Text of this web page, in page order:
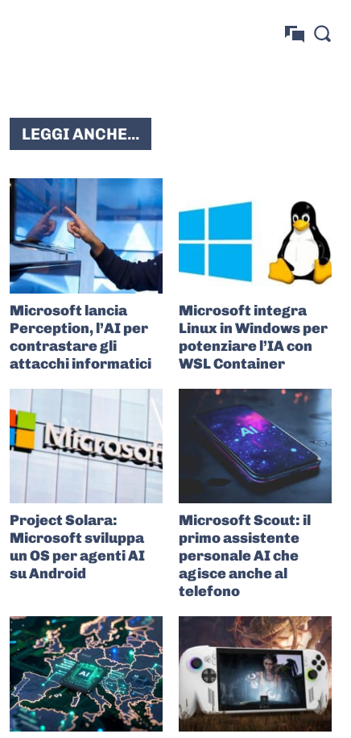
LEGGI ANCHE...
Microsoft lancia
Perception, l’AI per
contrastare gli
attacchi informatici
Microsoft integra
Linux in Windows per
potenziare l’IA con
WSL Container
Project Solara:
Microsoft sviluppa
un OS per agenti AI
su Android
Microsoft Scout: il
primo assistente
personale AI che
agisce anche al
telefono